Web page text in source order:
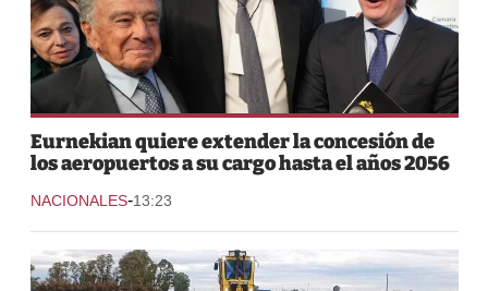
Eurnekian quiere extender la concesión de
los aeropuertos a su cargo hasta el años 2056
NACIONALES-13:23